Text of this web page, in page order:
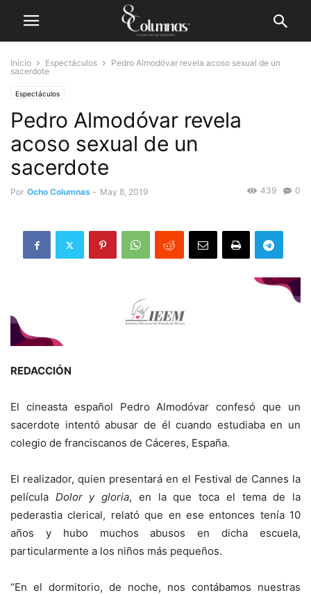
Inicio Espectáculos
Pedro Almodóvar revela acoso sexual de un
sacerdote
Espectáculos
Pedro Almodóvar revela
acoso sexual de un
sacerdote
Por Ocho Columnas - May 8, 2019 0
439
REDACCIÓN
El cineasta español Pedro Almodóvar confesó que un
sacerdote intentó abusar de él cuando estudiaba en un
colegio de franciscanos de Cáceres, España.
El realizador, quien presentará en el Festival de Cannes la
película Dolor y gloria, en la que toca el tema de la
pederastia clerical, relató que en ese entonces tenía 10
años y hubo muchos abusos en dicha escuela,
particularmente a los niños más pequeños.
“En el dormitorio, de noche, nos contábamos nuestras